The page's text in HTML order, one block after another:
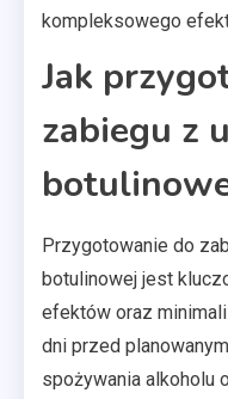
kompleksowego
Jak
zabiegu z
Przygotowanie do
botulinowej jest
efektów oraz
dni przed
spożywania alkoholu